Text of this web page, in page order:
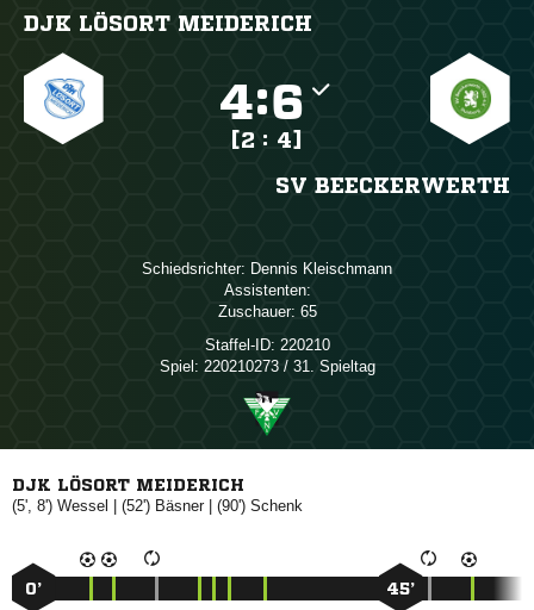
DJK LÖSORT MEIDERICH
:
[2 : 4]
SV BEECKERWERTH
Schiedsrichter:  
Assistenten:
Zuschauer: 65
Staffel-ID: 220210
Spiel: 220210273 / 31. Spieltag
DJK LÖSORT MEIDERICH
(5', 8')  | (52') | (90') 
0’ 45’